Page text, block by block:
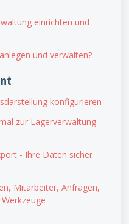
einrichten und
und verwalten?
konfigurieren
zur Lagerverwaltung
- Ihre Daten sicher
Mitarbeiter, Anfragen,